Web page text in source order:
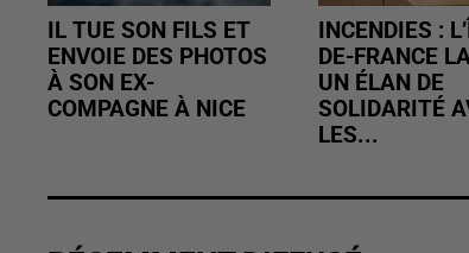
IL TUE SON FILS ET
ENVOIE DES PHOTOS
À SON EX-
COMPAGNE À NICE
INCENDIES :
DE-FRANCE
UN ÉLAN DE
SOLIDARITÉ
LES...